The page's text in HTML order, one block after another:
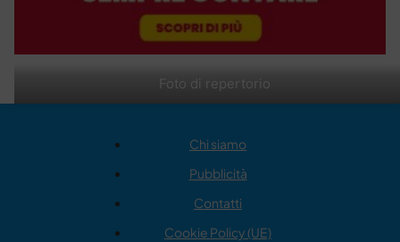
Foto di repertorio
Chi siamo
Pubblicità
Contatti
Cookie Policy (UE)